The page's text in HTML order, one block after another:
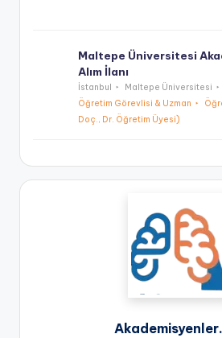
Maltepe Üniversitesi
Alım İlanı
İstanbul Maltepe Üniversitesi
Öğretim Görevlisi & Uzman
Doç., Dr. Öğretim Üyesi)